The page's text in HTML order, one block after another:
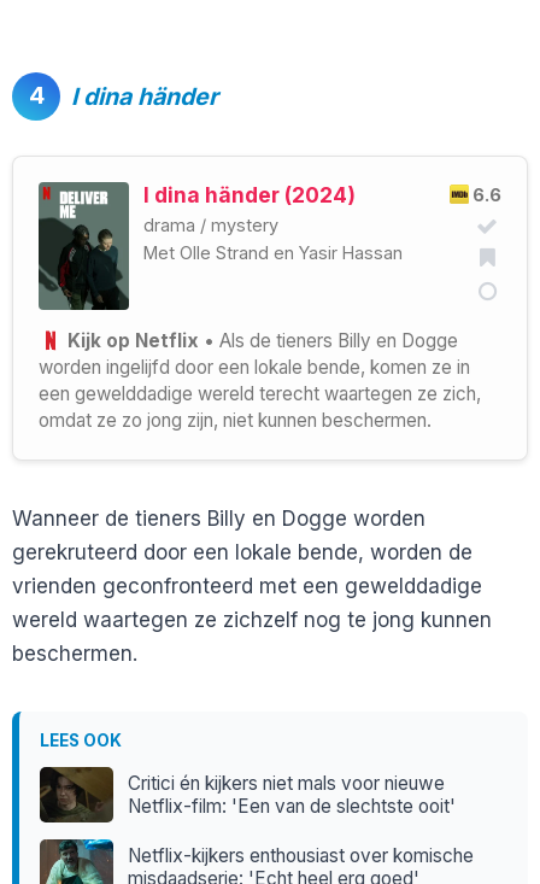
4 I dina händer
6.6
I dina händer (2024)
drama / mystery
Met Olle Strand en Yasir Hassan
Kijk op Netflix • Als de tieners Billy en Dogge
worden ingelijfd door een lokale bende, komen ze in
een gewelddadige wereld terecht waartegen ze zich,
omdat ze zo jong zijn, niet kunnen beschermen.
Wanneer de tieners Billy en Dogge worden
gerekruteerd door een lokale bende, worden de
vrienden geconfronteerd met een gewelddadige
wereld waartegen ze zichzelf nog te jong kunnen
beschermen.
LEES OOK
Critici én kijkers niet mals voor nieuwe
Netflix-film: 'Een van de slechtste ooit'
Netflix-kijkers enthousiast over komische
misdaadserie: 'Echt heel erg goed'